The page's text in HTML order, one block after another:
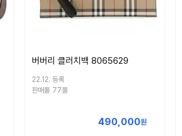
버버리 클러치백 8065629
22.12. 등록
판매몰 77몰
490,000원